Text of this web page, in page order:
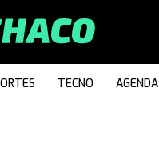
TECNO AGENDA